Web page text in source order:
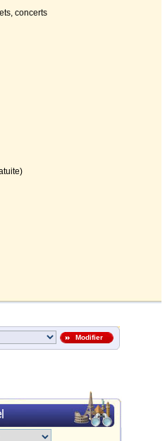
concerts
Modifier